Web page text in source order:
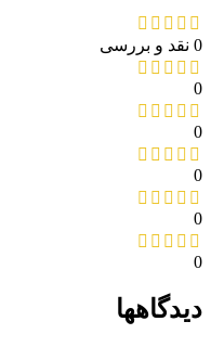
0 نقد و بررسی
0
0
0
0
0
دیدگاهها